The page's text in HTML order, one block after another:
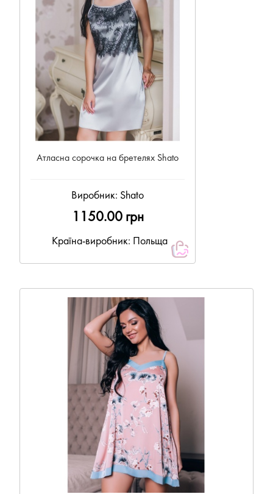
Атласна сорочка на бретелях Shato
Виробник: Shato
1150.00 грн
Країна-виробник: Польща